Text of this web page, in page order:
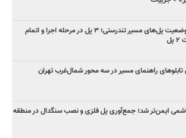
آخرین وضعیت پل‌های مسیر تندرستی؛ ۳ پل در مرحله اجرا و اتمام
راهنمای مسیر در سه محور شمال‌غرب تهران
ایمن‌تر شد؛ جمع‌آوری پل فلزی و نصب سنگدال در منطقه